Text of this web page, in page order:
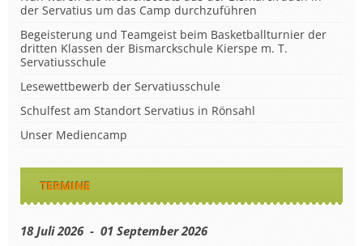
der Servatius um das Camp durchzuführen
Begeisterung und Teamgeist beim Basketballturnier der
dritten Klassen der Bismarckschule Kierspe m. T.
Servatiusschule
Lesewettbewerb der Servatiusschule
Schulfest am Standort Servatius in Rönsahl
Unser Mediencamp
TERMINE
18 Juli 2026 - 01 September 2026